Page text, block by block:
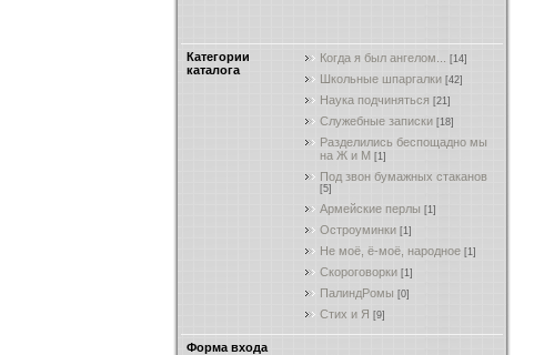
Категории
каталога
Когда я был ангелом... [14]
Школьные шпаргалки [42]
Наука подчиняться [21]
Служебные записки [18]
Разделились беспощадно мы
на Ж и М [1]
Под звон бумажных стаканов
[5]
Армейские перлы [1]
Остроуминки [1]
Не моё, ё-моё, народное [1]
Скороговорки [1]
ПалиндРомы [0]
Стих и Я [9]
Форма входа